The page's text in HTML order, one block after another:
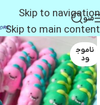
Skip to navigation
Skip to main content
منو
ناموج
ود